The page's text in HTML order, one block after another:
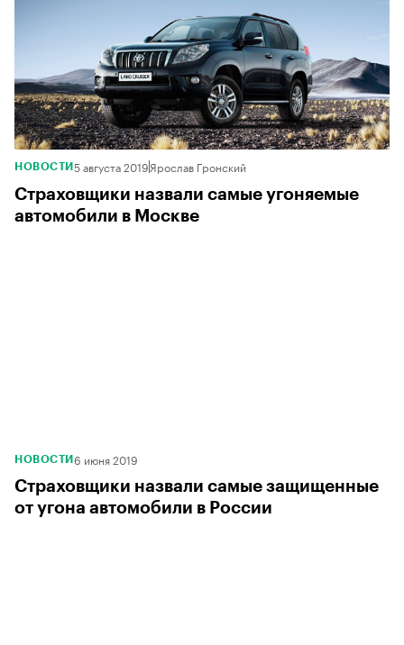
НОВОСТИ 5 августа 2019Ярослав Гронский
Страховщики назвали самые угоняемые
автомобили в Москве
НОВОСТИ 6 июня 2019
Страховщики назвали самые защищенные
от угона автомобили в России